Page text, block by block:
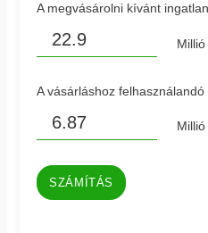
A megvásárolni kívánt
A vásárláshoz
SZÁMÍTÁS